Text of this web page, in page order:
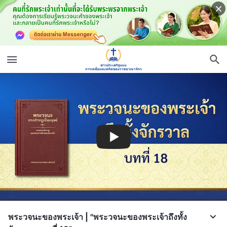
พระวจนะของพระเจ้า | "พระวจนะของพระเจ้าถึงทั้ง